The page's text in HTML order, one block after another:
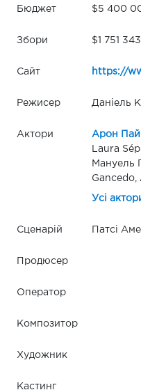
Бюджет $5 400
Збори $1 751 343
Сайт https://
Режисер Даніель
Актори Арон
Laura
Мануель
Gancedo,
Усі
Сценарій Патсі
Продюсер
Оператор
Композитор
Художник
Кастинг